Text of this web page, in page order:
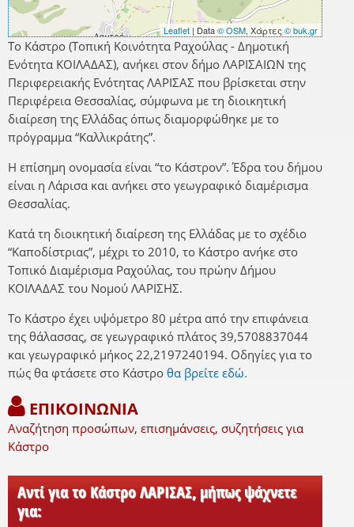
Leaflet | Data© OSM, Χάρτες© buk.gr
Το Κάστρο (Τοπική Κοινότητα Ραχούλας - Δημοτική
Ενότητα ΚΟΙΛΑΔΑΣ), ανήκει στον δήμο ΛΑΡΙΣΑΙΩΝ της
Περιφερειακής Ενότητας ΛΑΡΙΣΑΣ που βρίσκεται στην
Περιφέρεια Θεσσαλίας, σύμφωνα με τη διοικητική
διαίρεση της Ελλάδας όπως διαμορφώθηκε με το
πρόγραμμα “Καλλικράτης”.
Η επίσημη ονομασία είναι “το Κάστρον”. Έδρα του δήμου
είναι η Λάρισα και ανήκει στο γεωγραφικό διαμέρισμα
Θεσσαλίας.
Κατά τη διοικητική διαίρεση της Ελλάδας με το σχέδιο
“Καποδίστριας”, μέχρι το 2010, το Κάστρο ανήκε στο
Τοπικό Διαμέρισμα Ραχούλας, του πρώην Δήμου
ΚΟΙΛΑΔΑΣ του Νομού ΛΑΡΙΣΗΣ.
Το Κάστρο έχει υψόμετρο 80 μέτρα από την επιφάνεια
της θάλασσας, σε γεωγραφικό πλάτος 39,5708837044
και γεωγραφικό μήκος 22,2197240194. Οδηγίες για το
πώς θα φτάσετε στο Κάστρο θα βρείτε εδώ.
ΕΠΙΚΟΙΝΩΝΙΑ
Αναζήτηση προσώπων, επισημάνσεις, συζητήσεις για
Κάστρο
Αντί για το Κάστρο ΛΑΡΙΣΑΣ, μήπως ψάχνετε
για: